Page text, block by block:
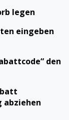
legen
eingeben
den
abziehen